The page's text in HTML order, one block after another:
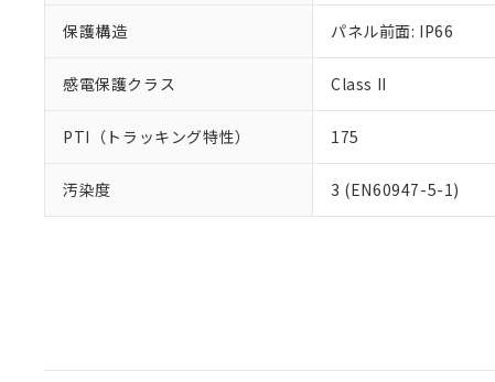
保護構造 パネル前面: IP66
感電保護クラス Class II
PTI（トラッキング特性） 175
汚染度 3 (EN60947-5-1)